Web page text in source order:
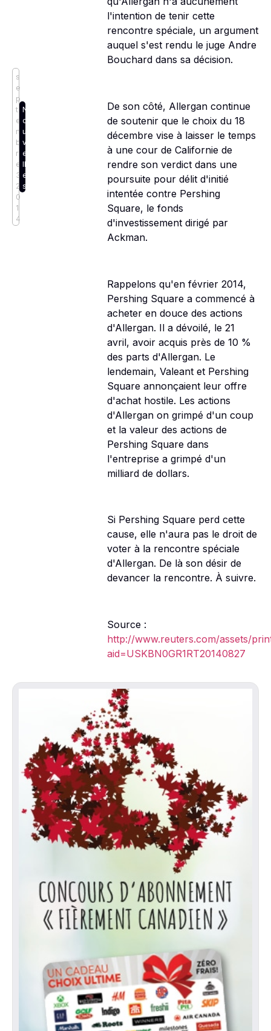
s
e
p
t
e
m
b
r
e
3,
2
0
1
4
N
o
u
v
e
ll
e
s
l'intention de tenir cette
rencontre spéciale, un argument
auquel s'est rendu le juge Andre
Bouchard dans sa décision.
De son côté, Allergan continue
de soutenir que le choix du 18
décembre vise à laisser le temps
à une cour de Californie de
rendre son verdict dans une
poursuite pour délit d'initié
intentée contre Pershing
Square, le fonds
d'investissement dirigé par
Ackman.
Rappelons qu'en février 2014,
Pershing Square a commencé à
acheter en douce des actions
d'Allergan. Il a dévoilé, le 21
avril, avoir acquis près de 10 %
des parts d'Allergan. Le
lendemain, Valeant et Pershing
Square annonçaient leur offre
d'achat hostile. Les actions
d'Allergan on grimpé d'un coup
et la valeur des actions de
Pershing Square dans
l'entreprise a grimpé d'un
milliard de dollars.
Si Pershing Square perd cette
cause, elle n'aura pas le droit de
voter à la rencontre spéciale
d'Allergan. De là son désir de
devancer la rencontre. À suivre.
Source :
http://www.reuters.com/assets/
aid=USKBN0GR1RT20140827